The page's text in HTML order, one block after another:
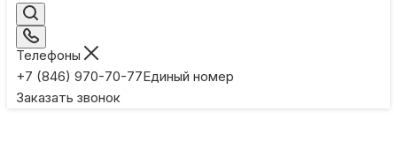
Телефоны
+7 (846) 970-70-77Единый номер
Заказать звонок